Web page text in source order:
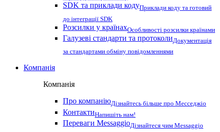
SDK та приклади кодуПриклади коду та готовий
до інтеграції SDK
Розсилки у країнахОсобливості розсилки країнами
Галузеві стандарти та протоколиДокументація
за стандартами обміну повідомленнями
Компанія
Компанія
Про компаніюДізнайтесь більше про Месседжіо
КонтактиНапишіть нам!
Переваги MessaggioДізнайтеся чим Messaggio